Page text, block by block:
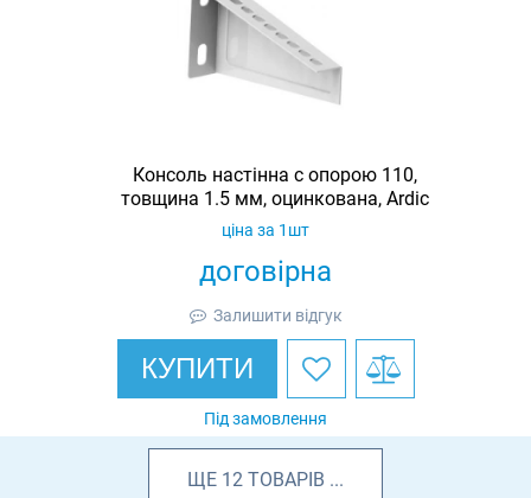
Консоль настінна c опорою 110,
товщина 1.5 мм, оцинкована, Ardic
договірна
ціна за 1шт
Залишити відгук
КУПИТИ
Під замовлення
ЩЕ 12 ТОВАРІВ ...